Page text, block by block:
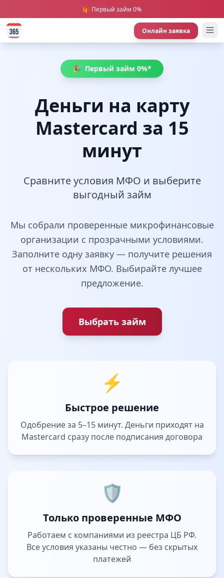
🎁 Первый займ 0%
Онлайн заявка
🎉 Первый займ 0%*
Деньги на карту
Mastercard за 15
минут
Сравните условия МФО и выберите
выгодный займ
Мы собрали проверенные микрофинансовые
организации с прозрачными условиями.
Заполните одну заявку — получите решения
от нескольких МФО. Выбирайте лучшее
предложение.
Выбрать займ
⚡
Быстрое решение
Одобрение за 5–15 минут. Деньги приходят на
Mastercard сразу после подписания договора
🛡️
Только проверенные МФО
Работаем с компаниями из реестра ЦБ РФ.
Все условия указаны честно — без скрытых
платежей